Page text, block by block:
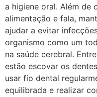
a higiene oral. Além de
alimentação e fala,
ajudar a evitar
organismo como um
na saúde cerebral.
estão escovar os
usar fio dental
equilibrada e realizar